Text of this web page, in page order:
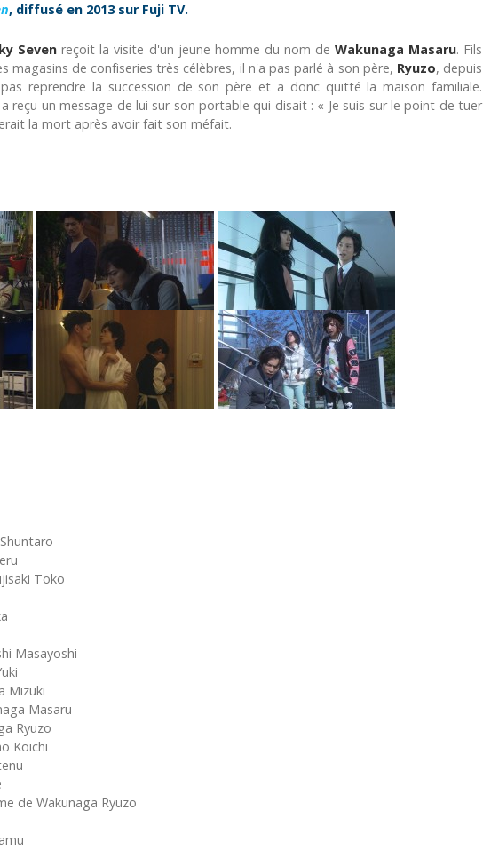
, diffusé en 2013 sur Fuji TV.
Seven reçoit la visite d'un jeune homme du nom de Wakunaga Masaru. Fils
magasins de confiseries très célèbres, il n'a pas parlé à son père, Ryuzo, depuis
reprendre la succession de son père et a donc quitté la maison familiale.
reçu un message de lui sur son portable qui disait : « Je suis sur le point de tuer
la mort après avoir fait son méfait.
Toko
Masayoshi
Mizuki
Masaru
Ryuzo
Koichi
de Wakunaga Ryuzo